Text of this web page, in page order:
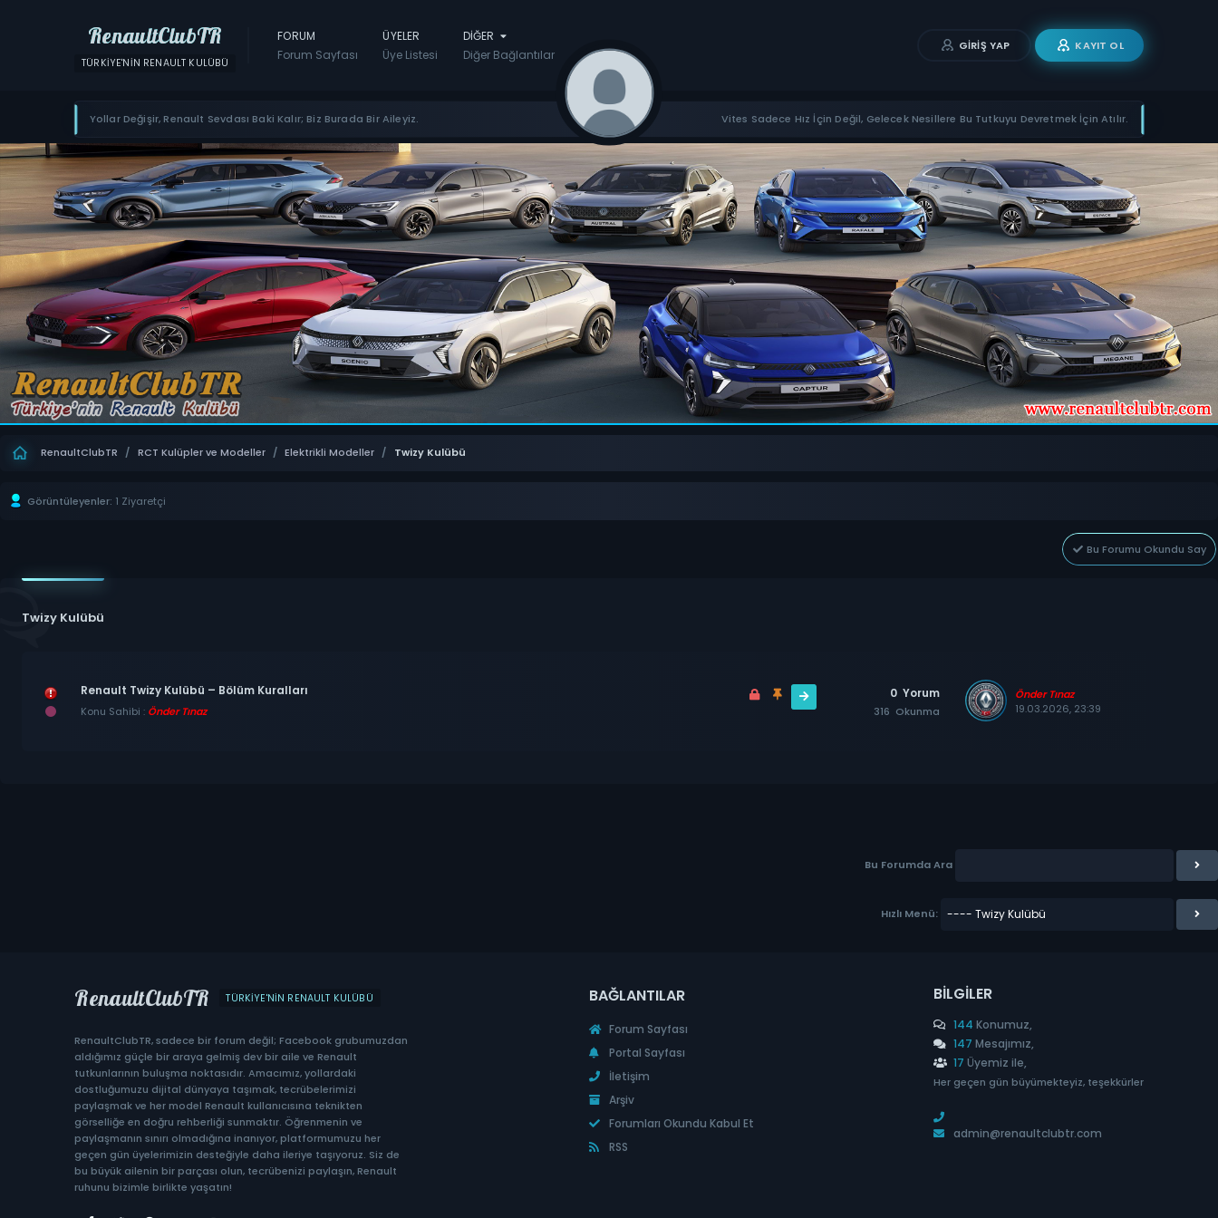
RenaultClubTR
TÜRKIYE'NIN RENAULT KULÜBÜ
FORUM
Forum Sayfası
ÜYELER
Üye Listesi
DIĞER
Diğer Bağlantılar
GIRIŞ YAP KAYIT OL
Yollar Değişir, Renault Sevdası Baki Kalır; Biz Burada Bir Aileyiz. Vites Sadece Hız İçin Değil, Gelecek Nesillere Bu Tutkuyu Devretmek İçin Atılır.
RenaultClubTR / RCT Kulüpler ve Modeller / Elektrikli Modeller / Twizy Kulübü
Görüntüleyenler: 1 Ziyaretçi
Bu Forumu Okundu Say
Twizy Kulübü
Renault Twizy Kulübü – Bölüm Kuralları
Konu Sahibi : Önder Tınaz
0 Yorum
316 Okunma
Önder Tınaz
19.03.2026, 23:39
Bu Forumda Ara
Hızlı Menü:
RenaultClubTR TÜRKIYE'NIN RENAULT KULÜBÜ
RenaultClubTR, sadece bir forum değil; Facebook grubumuzdan
aldığımız güçle bir araya gelmiş dev bir aile ve Renault
tutkunlarının buluşma noktasıdır. Amacımız, yollardaki
dostluğumuzu dijital dünyaya taşımak, tecrübelerimizi
paylaşmak ve her model Renault kullanıcısına teknikten
görselliğe en doğru rehberliği sunmaktır. Öğrenmenin ve
paylaşmanın sınırı olmadığına inanıyor, platformumuzu her
geçen gün üyelerimizin desteğiyle daha ileriye taşıyoruz. Siz de
bu büyük ailenin bir parçası olun, tecrübenizi paylaşın, Renault
ruhunu bizimle birlikte yaşatın!
BAĞLANTILAR
Forum Sayfası
Portal Sayfası
İletişim
Arşiv
Forumları Okundu Kabul Et
RSS
BILGILER
144 Konumuz,
147 Mesajımız,
17 Üyemiz ile,
Her geçen gün büyümekteyiz, teşekkürler
admin@renaultclubtr.com